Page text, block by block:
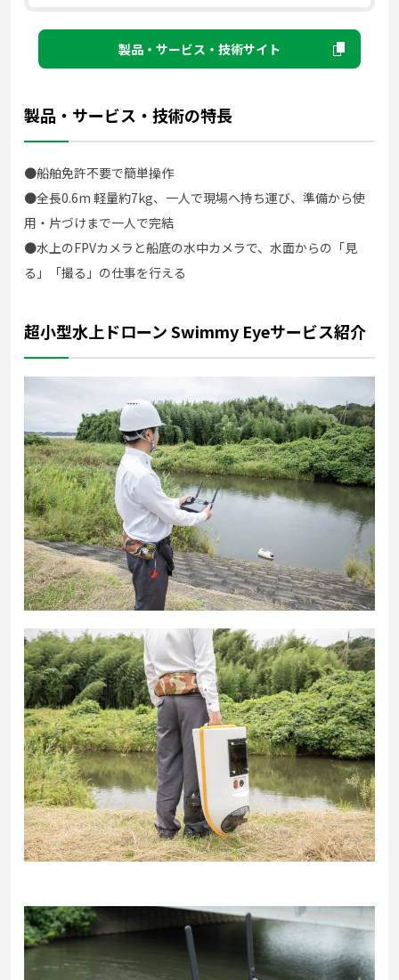
製品・サービス・技術サイト
製品・サービス・技術の特長
●船舶免許不要で簡単操作
●全長0.6m 軽量約7kg、一人で現場へ持ち運び、準備から使
用・片づけまで一人で完結
●水上のFPVカメラと船底の水中カメラで、水面からの「見
る」「撮る」の仕事を行える
超小型水上ドローン Swimmy Eyeサービス紹介